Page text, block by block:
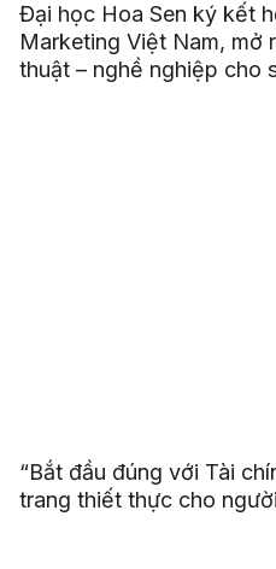
Đại học Hoa Sen ký kết
Marketing Việt Nam, mở
thuật – nghề nghiệp cho
“Bắt đầu đúng với Tài
trang thiết thực cho